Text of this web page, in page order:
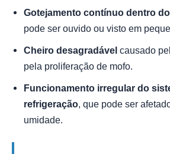
Gotejamento contínuo dentro
pode ser ouvido ou visto em
Cheiro desagradável causado
pela proliferação de mofo.
Funcionamento irregular do
refrigeração, que pode ser
umidade.